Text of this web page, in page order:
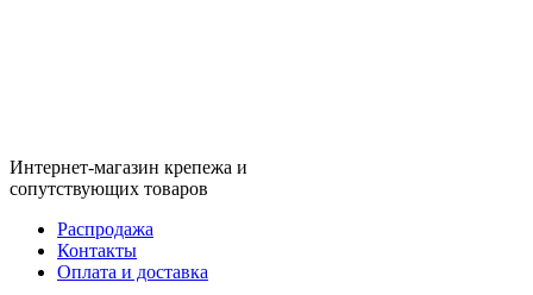
Интернет-магазин крепежа и
сопутствующих товаров
Распродажа
Контакты
Оплата и доставка